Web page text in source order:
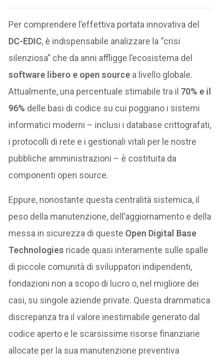
Per comprendere l’effettiva portata innovativa del
DC-EDIC, è indispensabile analizzare la “crisi
silenziosa” che da anni affligge l’ecosistema del
software libero e open source a livello globale.
Attualmente, una percentuale stimabile tra il 70% e il
96% delle basi di codice su cui poggiano i sistemi
informatici moderni – inclusi i database crittografati,
i protocolli di rete e i gestionali vitali per le nostre
pubbliche amministrazioni – è costituita da
componenti open source.
Eppure, nonostante questa centralità sistemica, il
peso della manutenzione, dell’aggiornamento e della
messa in sicurezza di queste Open Digital Base
Technologies ricade quasi interamente sulle spalle
di piccole comunità di sviluppatori indipendenti,
fondazioni non a scopo di lucro o, nel migliore dei
casi, su singole aziende private. Questa drammatica
discrepanza tra il valore inestimabile generato dal
codice aperto e le scarsissime risorse finanziarie
allocate per la sua manutenzione preventiva